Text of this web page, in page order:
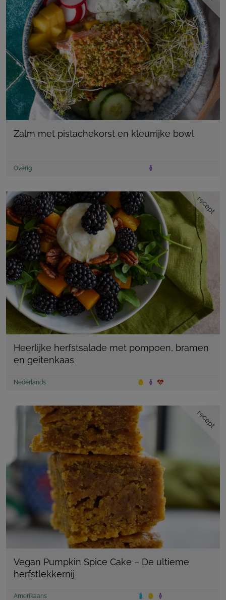
Zalm met pistachekorst en kleurrijke bowl
Overig
recept
Heerlijke herfstsalade met pompoen, bramen
en geitenkaas
Nederlands
recept
Vegan Pumpkin Spice Cake – De ultieme
herfstlekkernij
Amerikaans